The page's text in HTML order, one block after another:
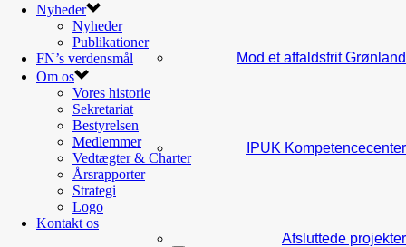
Mod et affaldsfrit Grønland
IPUK Kompetencecenter
Afsluttede projekter
Nyheder
Nyheder
Publikationer
FN’s verdensmål
Om os
Vores historie
Sekretariat
Bestyrelsen
Medlemmer
Vedtægter & Charter
Årsrapporter
Strategi
Logo
Kontakt os